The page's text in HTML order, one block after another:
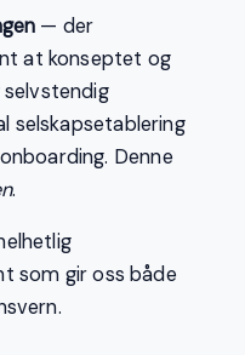
— der
at konseptet og
selskapsetablering
Denne
.
som gir oss både